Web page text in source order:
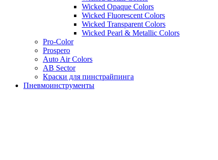
Wicked Opaque Colors
Wicked Fluorescent Colors
Wicked Transparent Colors
Wicked Pearl & Metallic Colors
Pro-Color
Prospero
Auto Air Colors
AB Sector
Краски для пинстрайпинга
Пневмоинструменты